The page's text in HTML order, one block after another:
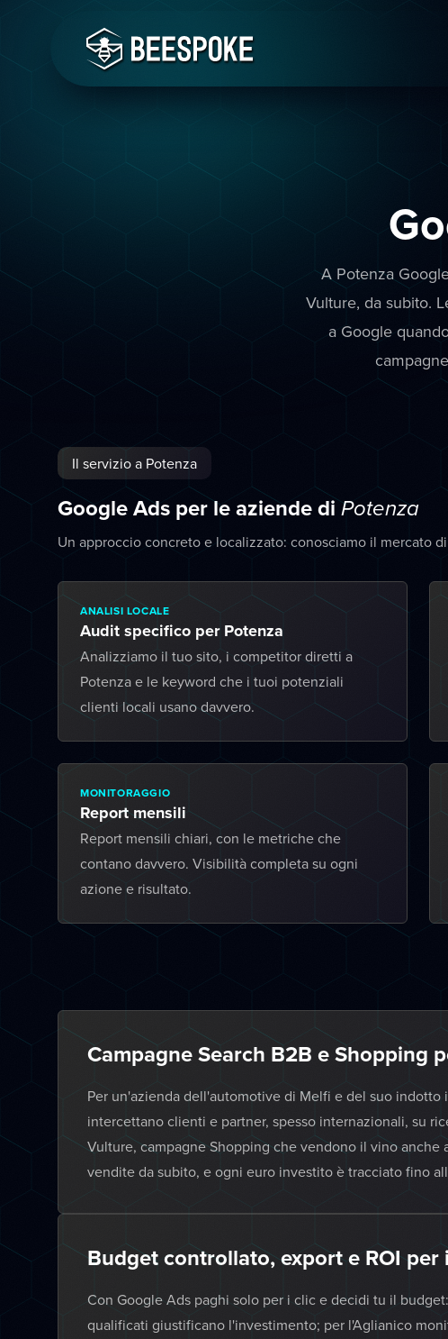
A Potenza
Vulture, da subito.
a Google
Il servizio a Potenza
Google Ads per le aziende diPotenza
Un approccio concreto e localizzato: conosciamo il mercato
ANALISI LOCALE
Audit specifico per Potenza
Analizziamo il tuo sito, i competitor diretti a
Potenza e le keyword che i tuoi potenziali
clienti locali usano davvero.
MONITORAGGIO
Report mensili
Report mensili chiari, con le metriche che
contano davvero. Visibilità completa su ogni
azione e risultato.
Campagne Search B2B e Shopping
Per un'azienda dell'automotive di Melfi e del suo
intercettano clienti e partner, spesso internazionali, su
Vulture, campagne Shopping che vendono il vino
vendite da subito, e ogni euro investito è tracciato fino
Budget controllato, export e ROI
Con Google Ads paghi solo per i clic e decidi tu il
qualificati giustificano l'investimento; per l'Aglianico